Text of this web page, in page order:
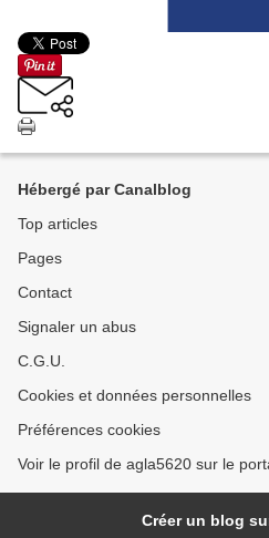
Hébergé par Canalblog
Top articles
Pages
Contact
Signaler un abus
C.G.U.
Cookies et données personnelles
Préférences cookies
Voir le profil de agla5620 sur le
Créer un blog